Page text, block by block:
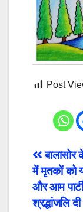
Post
Post
में मृतकों को
और आम
श्रद्धांजलि दी